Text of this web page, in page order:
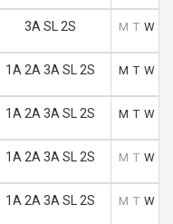
3A SL 2S M T W
1A 2A 3A SL 2S M T W
1A 2A 3A SL 2S M T W
1A 2A 3A SL 2S M T W
1A 2A 3A SL 2S M T W